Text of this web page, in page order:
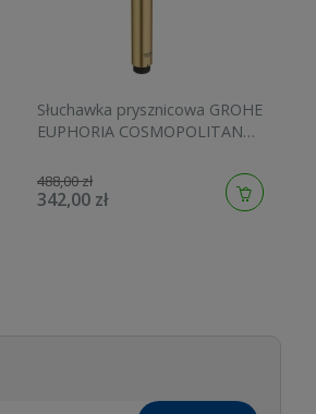
Słuchawka prysznicowa GROHE
EUPHORIA COSMOPOLITAN
27400GN0
488,00 zł
342,00 zł